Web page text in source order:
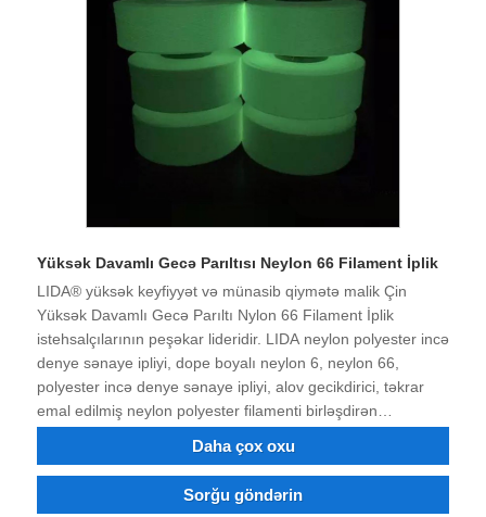
Yüksək Davamlı Gecə Parıltısı Neylon 66 Filament İplik
LIDA® yüksək keyfiyyət və münasib qiymətə malik Çin
Yüksək Davamlı Gecə Parıltı Nylon 66 Filament İplik
istehsalçılarının peşəkar lideridir. LIDA neylon polyester incə
denye sənaye ipliyi, dope boyalı neylon 6, neylon 66,
polyester incə denye sənaye ipliyi, alov gecikdirici, təkrar
emal edilmiş neylon polyester filamenti birləşdirən
rəngli iplik sifariş edə bilərsiniz. 40 illik mübarizə və texnoloji
bir çox müştərilərin etibarını və tərifini qazanmışdır. İndi
Daha çox oxu
Sorğu göndərin